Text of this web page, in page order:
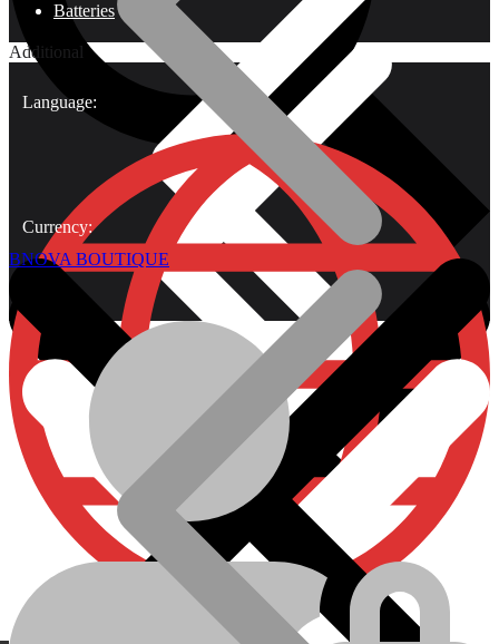
À Propos
Batteries
Plomberie
Additional
Language:
Currency:
BNOVA BOUTIQUE